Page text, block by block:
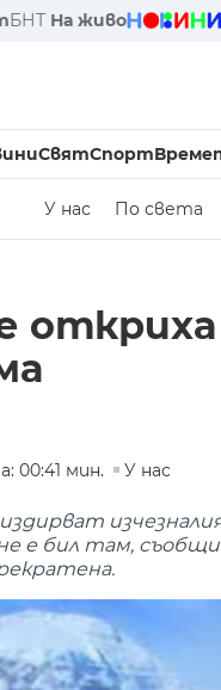
БНТ На живо
СвятСпорт
У нас По света
00:41 мин. У нас
е бил там,